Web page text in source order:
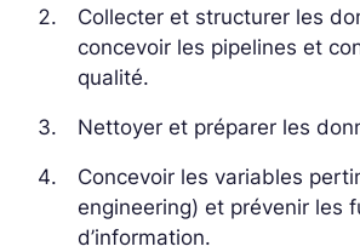
Collecter et structurer les
concevoir les pipelines et
qualité.
Nettoyer et préparer les
Concevoir les variables
engineering) et prévenir les
d’information.